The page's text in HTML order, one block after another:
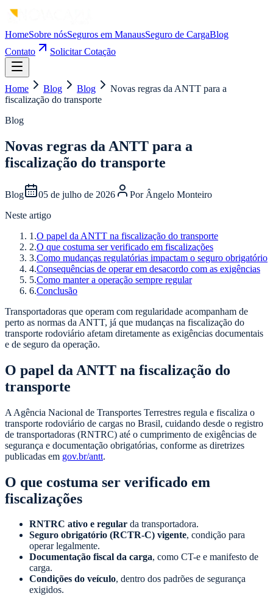
HomeSobre nósSeguros em ManausSeguro de CargaBlog
Contato
Solicitar Cotação
Home Blog Blog
Novas regras da ANTT para a
fiscalização do transporte
Blog
Novas regras da ANTT para a
fiscalização do transporte
Blog 05 de julho de 2026 Por Ângelo Monteiro
Neste artigo
1 .O papel da ANTT na fiscalização do transporte
2.O que costuma ser verificado em fiscalizações
3.Como mudanças regulatórias impactam o seguro obrigatório
4.Consequências de operar em desacordo com as exigências
5.Como manter a operação sempre regular
6.Conclusão
Transportadoras que operam com regularidade acompanham de
perto as normas da ANTT, já que mudanças na fiscalização do
transporte rodoviário afetam diretamente as exigências documentais
e de seguro da operação.
O papel da ANTT na fiscalização do
transporte
A Agência Nacional de Transportes Terrestres regula e fiscaliza o
transporte rodoviário de cargas no Brasil, cuidando desde o registro
de transportadoras (RNTRC) até o cumprimento de exigências de
segurança e documentação obrigatórias, conforme as diretrizes
publicadas em gov.br/antt.
O que costuma ser verificado em
fiscalizações
RNTRC ativo e regular da transportadora.
Seguro obrigatório (RCTR-C) vigente, condição para
operar legalmente.
Documentação fiscal da carga, como CT-e e manifesto de
carga.
Condições do veículo, dentro dos padrões de segurança
exigidos.